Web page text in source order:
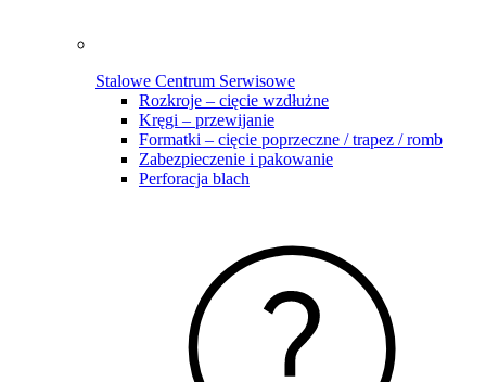
Stalowe Centrum Serwisowe
Rozkroje – cięcie wzdłużne
Kręgi – przewijanie
Formatki – cięcie poprzeczne / trapez / romb
Zabezpieczenie i pakowanie
Perforacja blach